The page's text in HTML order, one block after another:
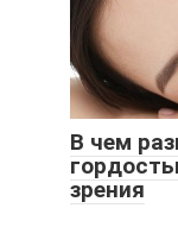
В чем
зрения